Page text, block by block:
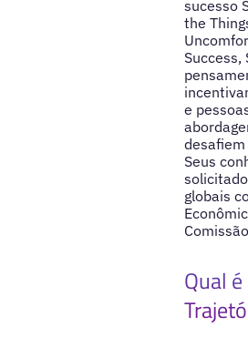
sucesso
the
e
Seus
globais
Qual